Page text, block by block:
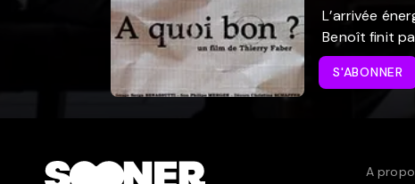
L’arrivée
Benoît finit
S'ABONNER
A